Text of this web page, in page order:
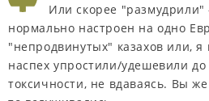
Или скорее
нормально настроен на одно
"непродвинутых" казахов или,
наспех упростили/удешевили
токсичности, не вдаваясь. Вы